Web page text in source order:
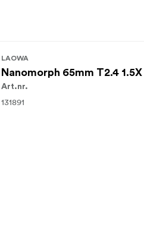
LAOWA
Nanomorph 65mm T2.4 1.5X
Art.nr.
131891